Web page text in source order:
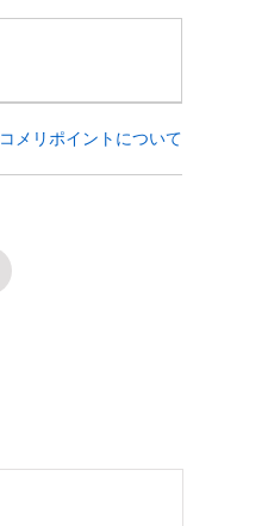
コメリポイントについて